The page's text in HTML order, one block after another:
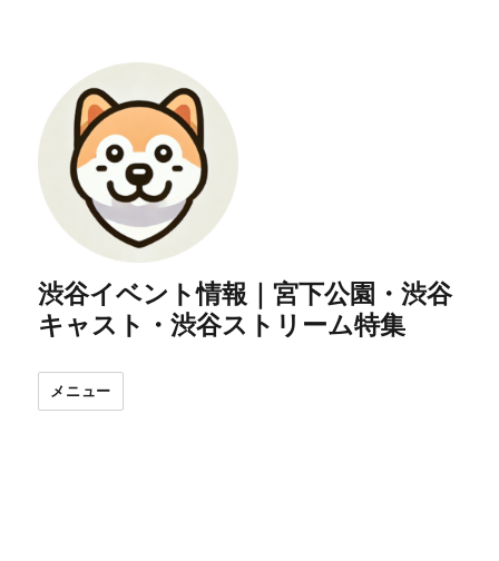
渋谷イベント情報｜宮下公園・渋谷
キャスト・渋谷ストリーム特集
メニュー